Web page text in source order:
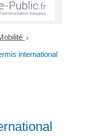
>
international